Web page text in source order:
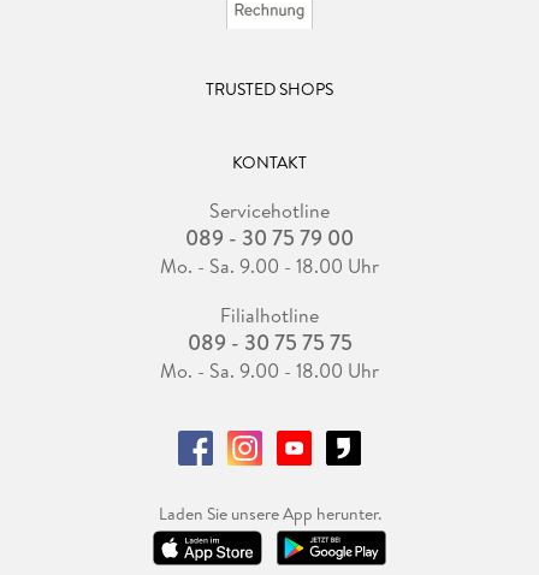
TRUSTED SHOPS
KONTAKT
Servicehotline
089 - 30 75 79 00
Mo. - Sa. 9.00 - 18.00 Uhr
Filialhotline
089 - 30 75 75 75
Mo. - Sa. 9.00 - 18.00 Uhr
Laden Sie unsere App herunter.